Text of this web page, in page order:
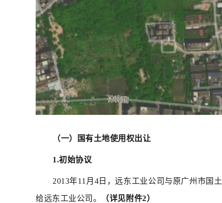
（一）国有土地使用权出让
1.初始协议
2013年11月4日，远东工业公司与原广州市国
给远东工业公司。 （详见附件2）